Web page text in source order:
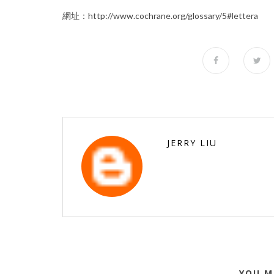
網址： http://www.cochrane.org/glossary/5#lettera
JERRY LIU